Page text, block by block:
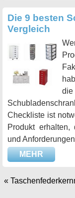
Die 9 besten
Vergleich
Checkliste ist
Produkt
und
MEHR
«